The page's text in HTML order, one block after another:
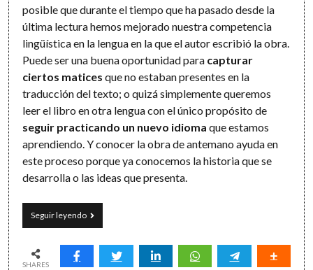
posible que durante el tiempo que ha pasado desde la
última lectura hemos mejorado nuestra competencia
lingüística en la lengua en la que el autor escribió la obra.
Puede ser una buena oportunidad para capturar
ciertos matices que no estaban presentes en la
traducción del texto; o quizá simplemente queremos
leer el libro en otra lengua con el único propósito de
seguir practicando un nuevo idioma que estamos
aprendiendo. Y conocer la obra de antemano ayuda en
este proceso porque ya conocemos la historia que se
desarrolla o las ideas que presenta.
Seguir leyendoNueva
lectura,
SHARES